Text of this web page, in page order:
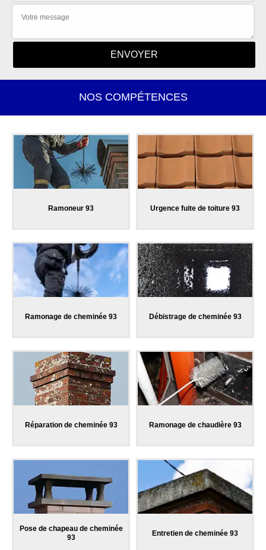
NOS COMPÉTENCES
Ramoneur 93 Urgence fuite de toiture 93
Ramonage de cheminée 93 Débistrage de cheminée 93
Réparation de cheminée 93 Ramonage de chaudière 93
Pose de chapeau de cheminée
93
Entretien de cheminée 93